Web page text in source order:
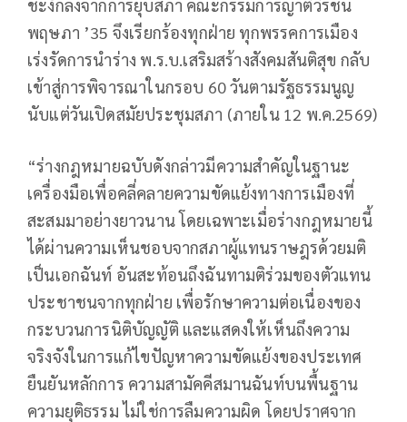
ชะงักลงจากการยุบสภา คณะกรรมการญาติวีรชน
พฤษภา ’35 จึงเรียกร้องทุกฝ่าย ทุกพรรคการเมือง
เร่งรัดการนำร่าง พ.ร.บ.เสริมสร้างสังคมสันติสุข กลับ
เข้าสู่การพิจารณาในกรอบ 60 วันตามรัฐธรรมนูญ
นับแต่วันเปิดสมัยประชุมสภา (ภายใน 12 พ.ค.2569)
“ร่างกฎหมายฉบับดังกล่าวมีความสำคัญในฐานะ
เครื่องมือเพื่อคลี่คลายความขัดแย้งทางการเมืองที่
สะสมมาอย่างยาวนาน โดยเฉพาะเมื่อร่างกฎหมายนี้
ได้ผ่านความเห็นชอบจากสภาผู้แทนราษฎรด้วยมติ
เป็นเอกฉันท์ อันสะท้อนถึงฉันทามติร่วมของตัวแทน
ประชาชนจากทุกฝ่าย เพื่อรักษาความต่อเนื่องของ
กระบวนการนิติบัญญัติ และแสดงให้เห็นถึงความ
จริงจังในการแก้ไขปัญหาความขัดแย้งของประเทศ
ยืนยันหลักการ ความสามัคคีสมานฉันท์บนพื้นฐาน
ความยุติธรรม ไม่ใช่การลืมความผิด โดยปราศจาก